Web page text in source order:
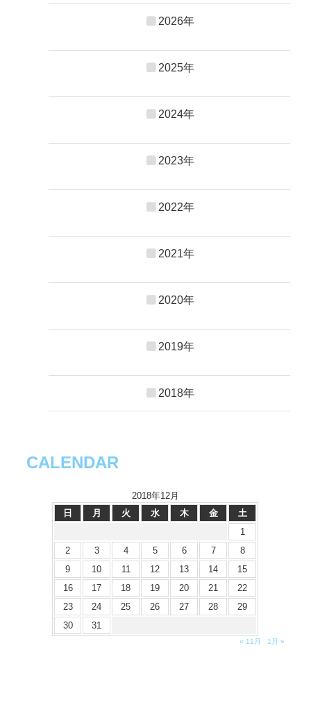
2026年
2025年
2024年
2023年
2022年
2021年
2020年
2019年
2018年
CALENDAR
2018年12月
日
月 火 水 木 金
土
1
2
3 4 5 6 7
8
9
10 11 12 13 14
15
16
17 18 19 20 21
22
23
24 25 26 27 28
29
30
31
« 11月 1月 »